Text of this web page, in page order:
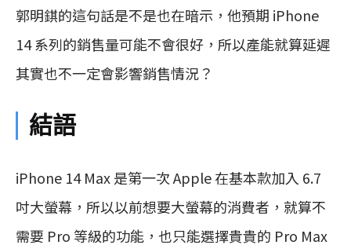
郭明錤的這句話是不是也在暗示，他預期 iPhone
14 系列的銷售量可能不會很好，所以產能就算延遲
其實也不一定會影響銷售情況？
結語
iPhone 14 Max 是第一次 Apple 在基本款加入 6.7
吋大螢幕，所以以前想要大螢幕的消費者，就算不
需要 Pro 等級的功能，也只能選擇貴貴的 Pro Max